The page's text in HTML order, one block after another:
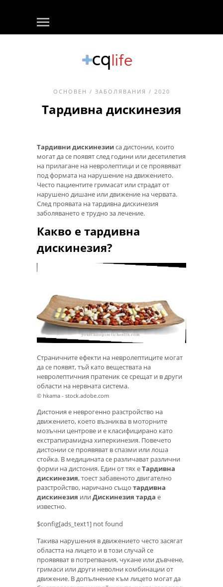
ОСНОВЕН / ЗАБОЛЯВАНИЯ / 2020
Тардивна дискинезия
Тардивни дискинезииса дистонии, които
могат да се появят след години или десетилетия
на прилагане на невролептици и се проявяват
под формата на нарушение на движението.
Често пациентите гримасат или страдат от
нарушено дишане или движение на червата.
След проявата на тардивна дискинезия
заболяването е трудно за лечение.
Какво е тардивна
дискинезия?
Страничните ефекти на невролептиците могат
да се появят, тъй като веществата на
невролептичния пратеник се срещат и в други
области на нервната система.
© hkama - stock.adobe.com
Дистония е неврогенно разстройство на
движението, което възниква в моторните
мозъчни центрове и е класифицирано като
екстрапирамидна хиперкинезия. Повечето
дистонии се проявяват в спазми или лоша
стойка. В медицината се различават различни
форми на дистония. Един от тях еТардивна
дискинезия, тоест забавеното двигателно
разстройство, наричано също тардивна
дискинезия или Дискинезия тарда е
известно.
$config[ads_text1] not found
Такива нарушения в движението често засягат
областта на лицето и в този случай се
проявяват в потрепвания, чукане или дъвчене,
гримаси или други неволни комбинации от
движение. В допълнение към лицето могат да